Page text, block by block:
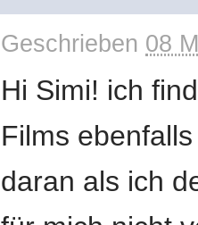
Geschrieben 08
Hi Simi! ich
Films
daran als ich